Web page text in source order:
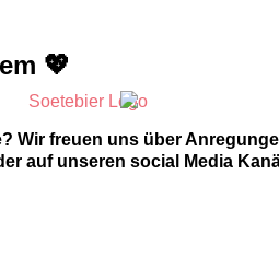
💖
Wir freuen uns über
auf unseren social Media